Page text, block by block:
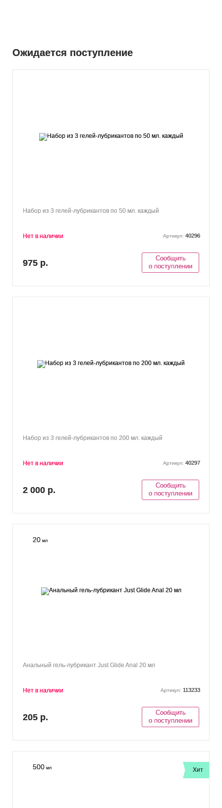
Ожидается поступление
Набор из 3 гелей-лубрикантов по 50 мл. каждый
Нет в наличии Артикул: 40296
975 р.
Сообщить
о поступлении
Набор из 3 гелей-лубрикантов по 200 мл. каждый
Нет в наличии Артикул: 40297
2 000 р.
Сообщить
о поступлении
20 мл
Анальный гель-лубрикант Just Glide Anal 20 мл
Нет в наличии Артикул: 113233
205 р.
Сообщить
о поступлении
500 мл Хит